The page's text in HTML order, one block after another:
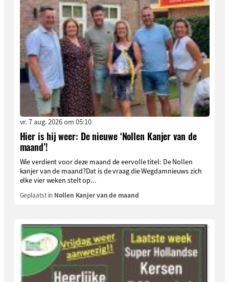
vr. 7 aug. 2026 om 05:10
Hier is hij weer: De nieuwe ‘Nollen Kanjer van de
maand’!
Wie verdient voor deze maand de eervolle titel: De Nollen
kanjer van de maand?Dat is de vraag die Wegdamnieuws zich
elke vier weken stelt op...
Geplaatst in Nollen Kanjer van de maand